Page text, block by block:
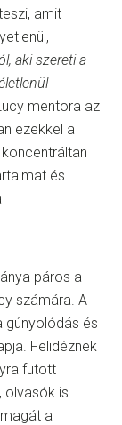
amit
aki szereti a
mentora az
ezekkel a
és
páros a
számára. A
gúnyolódás és
Felidéznek
futott
olvasók is
a